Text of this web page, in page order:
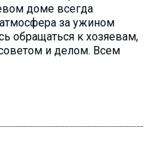
доме всегда
за ужином
обращаться к хозяевам,
и делом. Всем